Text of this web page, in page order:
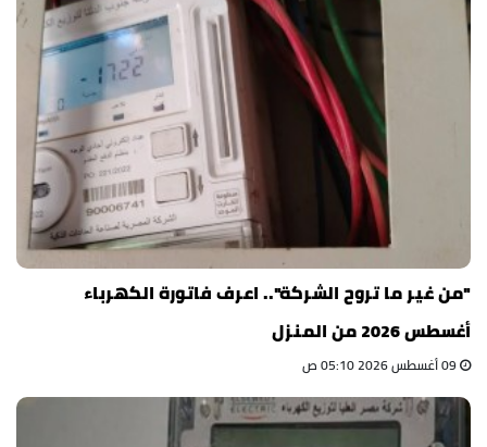
"من غير ما تروح الشركة".. اعرف فاتورة الكهرباء
أغسطس 2026 من المنزل